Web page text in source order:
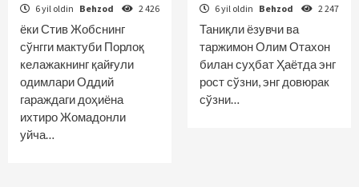
6 yil oldin Behzod 2 426
ёки Стив Жобснинг
сўнгги мактуби Порлоқ
келажакнинг қайғули
одимлари Оддий
гараждаги доҳиёна
ихтиро Жомадонли
уйча…
6 yil oldin Behzod 2 247
Таниқли ёзувчи ва
таржимон Олим Отахон
билан суҳбат Ҳаётда энг
рост сўзни, энг довюрак
сўзни…